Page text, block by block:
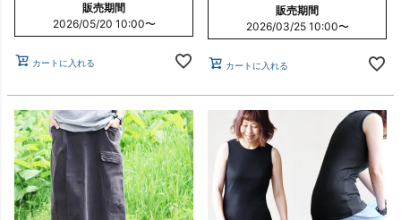
販売期間
2026/05/20 10:00〜
カートに入れる
販売期間
2026/03/25 10:00〜
カートに入れる